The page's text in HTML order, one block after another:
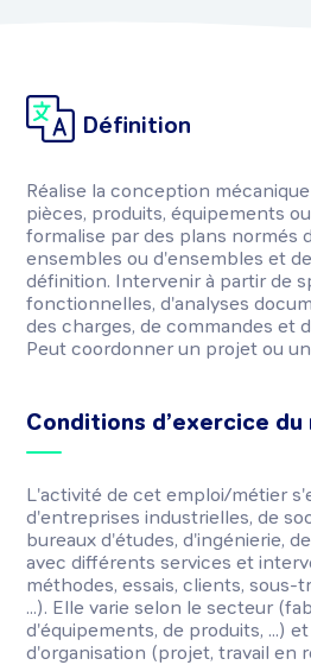
Définition
Réalise la conception
pièces, produits, équipements
formalise par des plans normés
ensembles ou d'ensembles et
définition. Intervenir à partir de
fonctionnelles, d'analyses
des charges, de commandes et
Peut coordonner un projet ou
Conditions d’exercice
L'activité de cet emploi/métier
d'entreprises industrielles, de
bureaux d'études, d'ingénierie,
avec différents services et
méthodes, essais, clients, sous-
...). Elle varie selon le secteur
d'équipements, de produits, ...)
d'organisation (projet, travail en